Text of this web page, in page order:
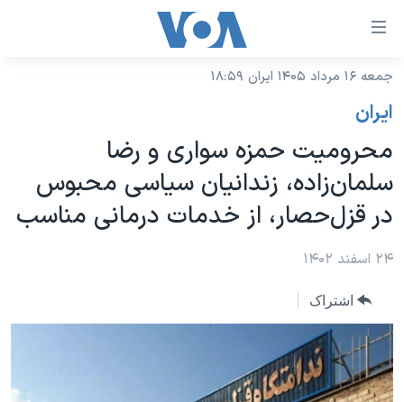
لینکهای
دسترسی
جهش
محتوای
اصلی
جهش
صفحه
جهش
به
جستجو
نسخه سبک وب‌سایت
موضوع ها
ایران
آمریکا
جهان
ورزشی
گزیده‌ها
ویژه برنامه‌ها
ویدیوها
برنامه های تلویزیونی
جدول برنامه ها
صفحه‌های ویژه
جام جهانی ۲۰۲۶
عملیات خشم حماسی
۲۵۰سالگی آمریکا
بایگانی برنامه‌های تلویزیونی
فرکانس‌های صدای آمریکا
پخش رادیویی
یادگیری زبان انگلیسی
جمعه ۱۶ مرداد ۱۴۰۵ ایران ۱۸:۵۹
ايران
محرومیت حمزه سواری و رضا
سلمان‌زاده، زندانیان سیاسی محبوس
در قزل‌حصار، از خدمات درمانی مناسب
۲۴ اسفند ۱۴۰۲
اشتراک